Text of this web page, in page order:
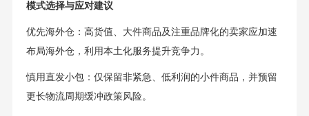
模式选择与应对建议
优先海外仓：高货值、大件商品及注重品牌化的卖家应加速
布局海外仓，利用本土化服务提升竞争力。
慎用直发小包：仅保留非紧急、低利润的小件商品，并预留
更长物流周期缓冲政策风险。